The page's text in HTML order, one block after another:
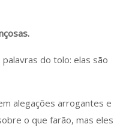
do tolo: elas são
alegações arrogantes e
o que farão, mas eles